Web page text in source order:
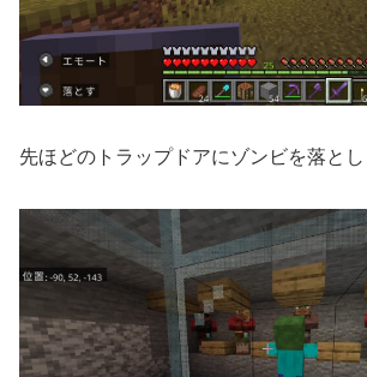
先ほどのトラップドアにゾンビを落とし